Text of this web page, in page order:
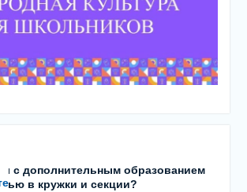
с дополнительным образованием
в кружки и секции?